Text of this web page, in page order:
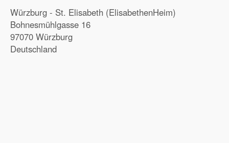
Würzburg - St. Elisabeth (ElisabethenHeim)
Bohnesmühlgasse 16
97070 Würzburg
Deutschland